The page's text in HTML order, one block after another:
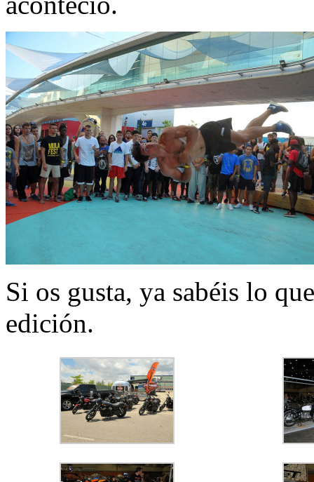
Si os gusta, ya sabéis lo
edición.